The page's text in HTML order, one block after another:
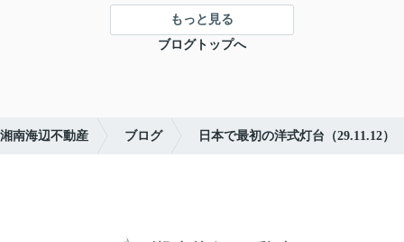
もっと見る
ブログトップへ
南海辺不動産 ブログ 日本で最初の洋式灯台（29.11.12）